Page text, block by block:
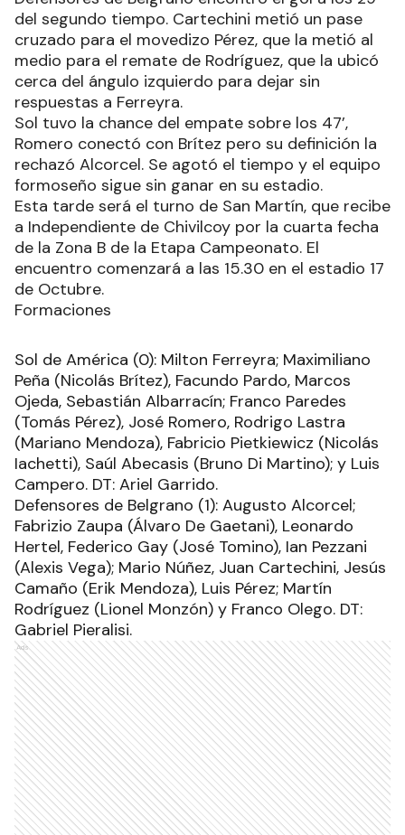
del segundo tiempo. Cartechini metió un pase
cruzado para el movedizo Pérez, que la metió al
medio para el remate de Rodríguez, que la ubicó
cerca del ángulo izquierdo para dejar sin
respuestas a Ferreyra.
Sol tuvo la chance del empate sobre los 47’,
Romero conectó con Brítez pero su definición la
rechazó Alcorcel. Se agotó el tiempo y el equipo
formoseño sigue sin ganar en su estadio.
Esta tarde será el turno de San Martín, que recibe
a Independiente de Chivilcoy por la cuarta fecha
de la Zona B de la Etapa Campeonato. El
encuentro comenzará a las 15.30 en el estadio 17
de Octubre.
Formaciones
Sol de América (0): Milton Ferreyra; Maximiliano
Peña (Nicolás Brítez), Facundo Pardo, Marcos
Ojeda, Sebastián Albarracín; Franco Paredes
(Tomás Pérez), José Romero, Rodrigo Lastra
(Mariano Mendoza), Fabricio Pietkiewicz (Nicolás
Iachetti), Saúl Abecasis (Bruno Di Martino); y Luis
Campero. DT: Ariel Garrido.
Defensores de Belgrano (1): Augusto Alcorcel;
Fabrizio Zaupa (Álvaro De Gaetani), Leonardo
Hertel, Federico Gay (José Tomino), Ian Pezzani
(Alexis Vega); Mario Núñez, Juan Cartechini, Jesús
Camaño (Erik Mendoza), Luis Pérez; Martín
Rodríguez (Lionel Monzón) y Franco Olego. DT:
Gabriel Pieralisi.
Ads